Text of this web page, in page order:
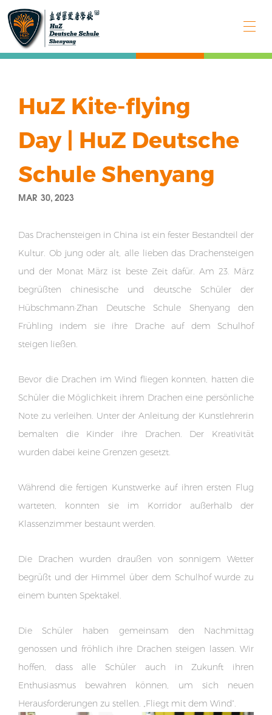
HuZ Kite-flying
Day | HuZ Deutsche
Schule Shenyang
MAR 30, 2023
Das Drachensteigen in China ist ein fester Bestandteil der
Kultur. Ob jung oder alt, alle lieben das Drachensteigen
und der Monat März ist beste Zeit dafür. Am 23. März
begrüßten chinesische und deutsche Schüler der
Hübschmann·Zhan Deutsche Schule Shenyang den
Frühling indem sie ihre Drache auf dem Schulhof
steigen ließen.
Bevor die Drachen im Wind fliegen konnten, hatten die
Schüler die Möglichkeit ihrem Drachen eine persönliche
Note zu verleihen. Unter der Anleitung der Kunstlehrerin
bemalten die Kinder ihre Drachen. Der Kreativität
wurden dabei keine Grenzen gesetzt.
Während die fertigen Kunstwerke auf ihren ersten Flug
warteten, konnten sie im Korridor außerhalb der
Klassenzimmer bestaunt werden.
Die Drachen wurden draußen von sonnigem Wetter
begrüßt und der Himmel über dem Schulhof wurde zu
einem bunten Spektakel.
Die Schüler haben gemeinsam den Nachmittag
genossen und fröhlich ihre Drachen steigen lassen. Wir
hoffen, dass alle Schüler auch in Zukunft ihren
Enthusiasmus bewahren können, um sich neuen
Herausforderungen zu stellen. „Fliegt mit dem Wind“.